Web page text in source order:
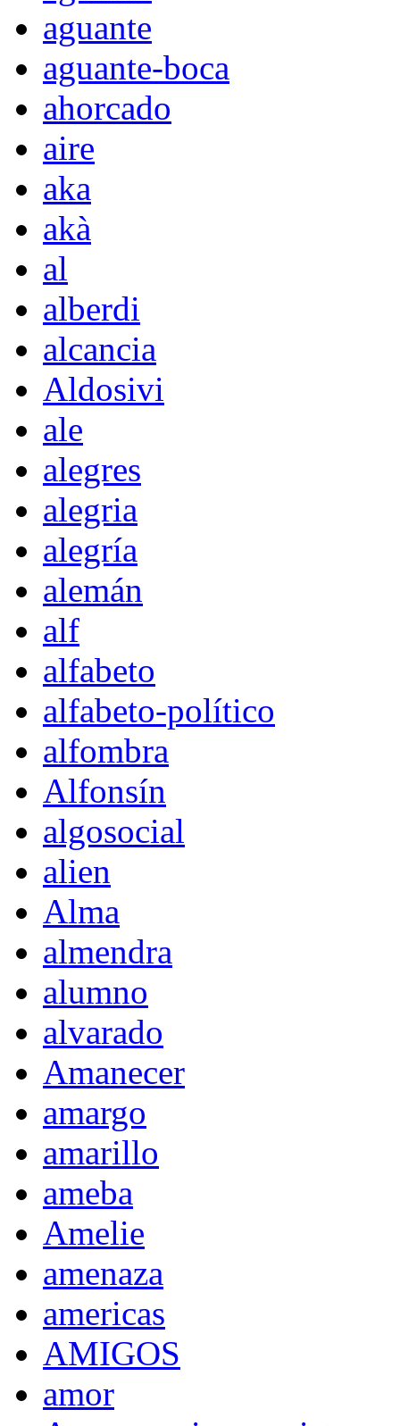
aguante
aguante-boca
ahorcado
aire
aka
akà
al
alberdi
alcancia
Aldosivi
ale
alegres
alegria
alegría
alemán
alf
alfabeto
alfabeto-político
alfombra
Alfonsín
algosocial
alien
Alma
almendra
alumno
alvarado
Amanecer
amargo
amarillo
ameba
Amelie
amenaza
americas
AMIGOS
amor